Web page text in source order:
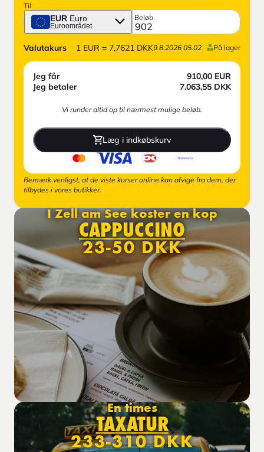
Til
EUR Euro
Euroområdet
Beløb
Valutakurs 1 EUR = 7,7621 DKK9.8.2026 05.02 På lager
Jeg får 910,00 EUR
Jeg betaler
7.063,55 DKK
Vi runder altid op til nærmest mulige beløb.
Læg i indkøbskurv
Bemærk venligst, at de viste kurser online kan afvige fra dem, der
tilbydes i vores butikker.
I Zell am See koster en kop
CAPPUCCINO
23-50 DKK
En times
TAXATUR
233-310 DKK